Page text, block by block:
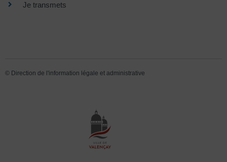
Je transmets
© Direction de l'information légale et administrative